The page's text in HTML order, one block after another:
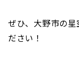
ぜひ、大野市の星
ださい！